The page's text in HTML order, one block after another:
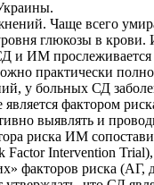
Чаще всего
глюкозы в
и ИМ прослеживается
практически
у больных СД
фактором
выявлять и
риска ИМ
Intervention
факторов риска